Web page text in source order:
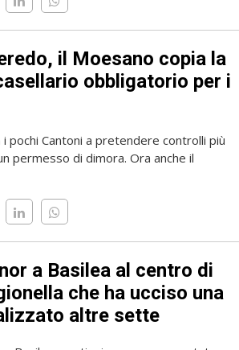
il Moesano copia la
obbligatorio per i
pochi Cantoni a pretendere controlli più
permesso di dimora. Ora anche il
a Basilea al centro di
che ha ucciso una
altre sette